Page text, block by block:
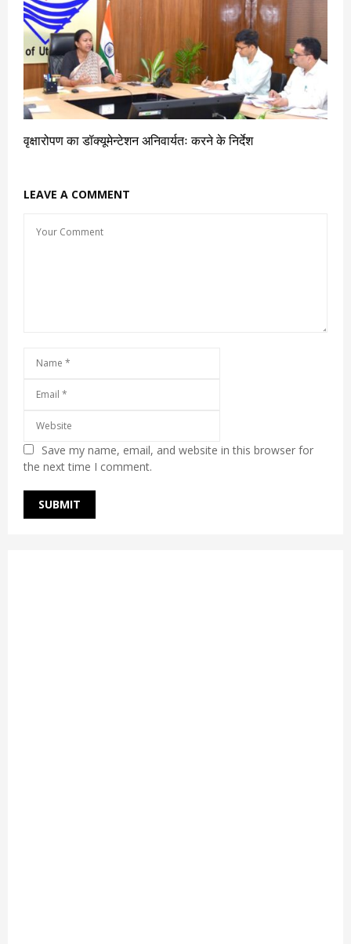
वृक्षारोपण का डॉक्यूमेन्टेशन अनिवार्यतः करने के निर्देश
LEAVE A COMMENT
Save my name, email, and website in this browser for
the next time I comment.